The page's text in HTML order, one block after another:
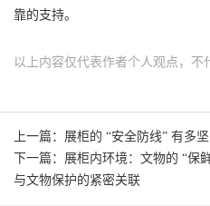
靠的支持。
以上内容仅代表作者个人观点，不
上一篇：展柜的 “安全防线” 有多坚
下一篇：展柜内环境：文物的 “
与文物保护的紧密关联